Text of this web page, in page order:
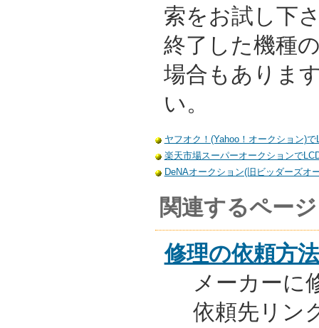
索をお試し下
終了した機種
場合もありま
い。
ヤフオク！(Yahoo！オークション)
楽天市場スーパーオークションで
DeNAオークション(旧ビッダーズオ
関連するページ
修理の依頼方法
メーカーに
依頼先リン